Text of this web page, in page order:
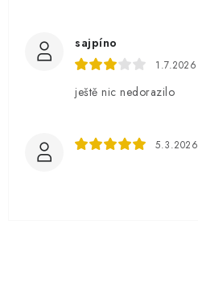
sajpíno
1.7.2026
ještě nic nedorazilo
5.3.2026